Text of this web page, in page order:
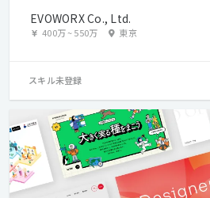
EVOWORX Co., Ltd.
400万~550万 東京
スキル未登録